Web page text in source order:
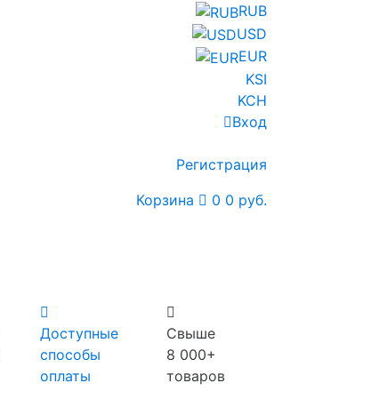
RUB
USD
EUR
KSI
KCH
Вход
Регистрация
Корзина 0 0 руб.
Доступные
способы
оплаты
Свыше
8 000+
товаров